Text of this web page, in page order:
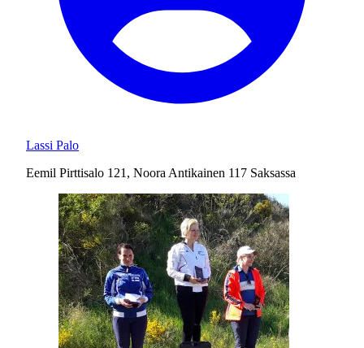
Lassi Palo
Eemil Pirttisalo 121, Noora Antikainen 117 Saksassa